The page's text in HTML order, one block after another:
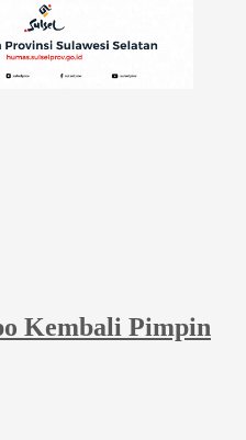
Kembali Pimpin